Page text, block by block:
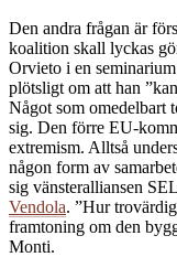
Den andra frågan är
koalition skall lyckas
Orvieto i en
plötsligt om att han
Något som omedelbart
sig. Den förre EU-
extremism. Alltså
någon form av
sig vänsteralliansen
Vendola. ”Hur
framtoning om den
Monti.